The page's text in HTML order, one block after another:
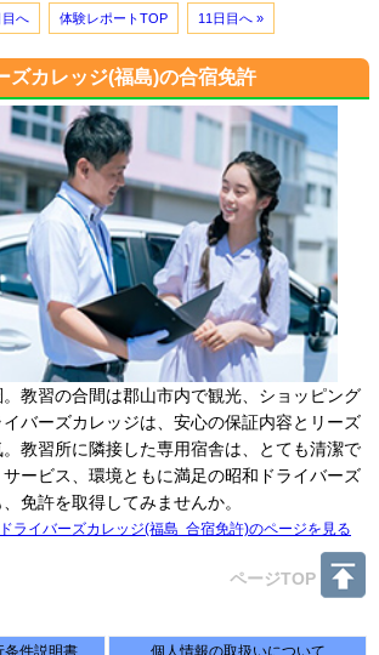
目へ 体験レポートTOP 11日目へ »
ズカレッジ(福島)の合宿免許
教習の合間は郡山市内で観光、ショッピング
バーズカレッジは、安心の保証内容とリーズ
教習所に隣接した専用宿舎は、とても清潔で
ービス、環境ともに満足の昭和ドライバーズ
免許を取得してみませんか。
ライバーズカレッジ(福島 合宿免許)のページを見る
ページTOP
条件説明書 個人情報の取扱いについて